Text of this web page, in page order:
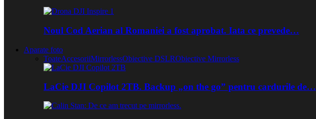
Noul Cod Aerian al Romaniei a fost aprobat. Iata ce prevede…
Aparate foto
ToateAccesoriiMirrorlessObiective DSLRObiective Mirrorless
LaCie DJI Copilot 2TB. Backup „on the go” pentru cardurile de…